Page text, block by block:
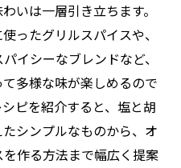
いは一層引き立ちます。
ったグリルスパイスや、
イシーなブレンドなど、
多様な味が楽しめるので
ピを紹介すると、塩と胡
シンプルなものから、オ
作る方法まで幅広く提案